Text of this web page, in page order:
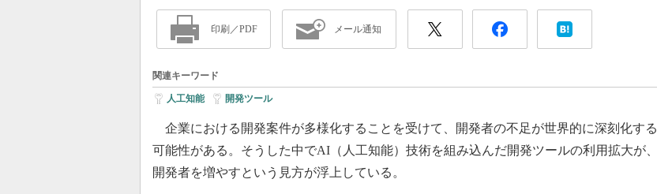
印刷／PDF メール通知
関連キーワード
人工知能| 開発ツール
企業における開発案件が多様化することを受けて、開発者の不足が世界的に深刻化する
可能性がある。そうした中でAI（人工知能）技術を組み込んだ開発ツールの利用拡大が、
開発者を増やすという見方が浮上している。